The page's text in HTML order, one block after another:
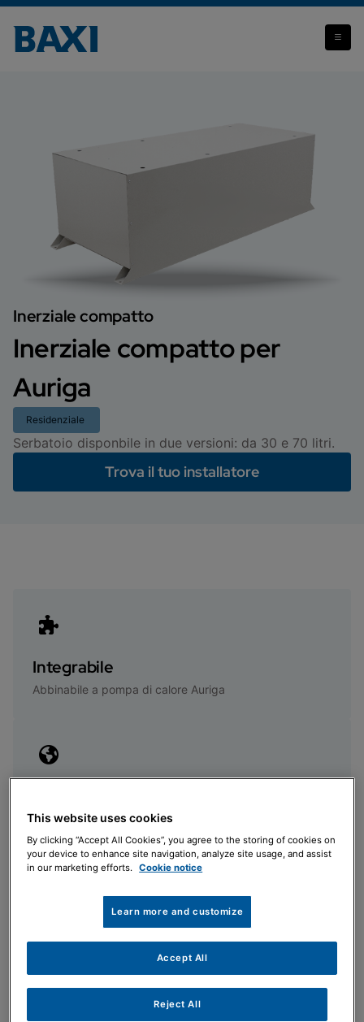
Inerziale compatto per Auriga
Inerziale compatto
Inerziale compatto per
Auriga
Residenziale
Serbatoio disponbile in due versioni: da 30 e 70 litri.
Trova il tuo installatore
Integrabile
Abbinabile a pompa di calore Auriga
Adatto in tutte le stagioni
Dimensioni ridotte
This website uses cookies
By clicking “Accept All Cookies”, you agree to the storing of cookies on
your device to enhance site navigation, analyze site usage, and assist
in our marketing efforts.
Cookie notice
Learn more and customize
Reject All
Accept All